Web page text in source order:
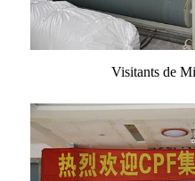
Visitants de